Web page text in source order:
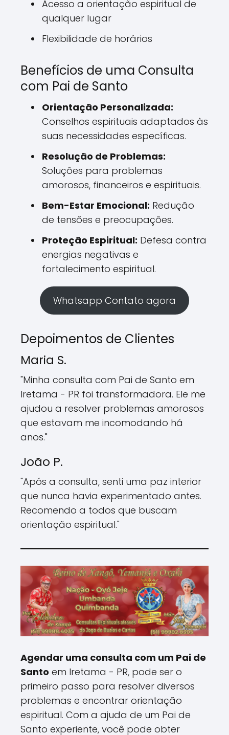
Acesso a orientação espiritual de
qualquer lugar
Flexibilidade de horários
Benefícios de uma Consulta
com Pai de Santo
Orientação Personalizada:
Conselhos espirituais adaptados às
suas necessidades específicas.
Resolução de Problemas:
Soluções para problemas
amorosos, financeiros e espirituais.
Bem-Estar Emocional: Redução
de tensões e preocupações.
Proteção Espiritual: Defesa contra
energias negativas e
fortalecimento espiritual.
Whatsapp Contato agora
Depoimentos de Clientes
Maria S.
"Minha consulta com Pai de Santo em
Iretama - PR foi transformadora. Ele me
ajudou a resolver problemas amorosos
que estavam me incomodando há
anos."
João P.
"Após a consulta, senti uma paz interior
que nunca havia experimentado antes.
Recomendo a todos que buscam
orientação espiritual."
Agendar uma consulta com um Pai de
Santo em Iretama - PR, pode ser o
primeiro passo para resolver diversos
problemas e encontrar orientação
espiritual. Com a ajuda de um Pai de
Santo experiente, você pode obter